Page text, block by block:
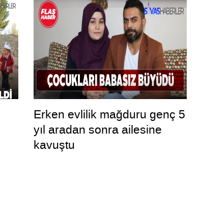
Erken evlilik mağduru genç 5
yıl aradan sonra ailesine
kavuştu